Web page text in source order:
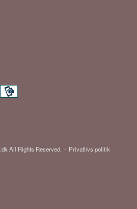
All Rights Reserved. Privatlivs politik